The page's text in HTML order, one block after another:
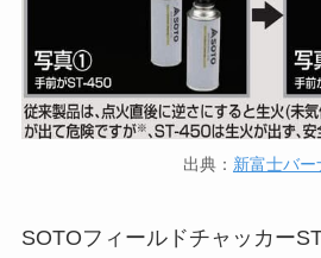
出典： 新富士バー
SOTOフィールドチャッカー